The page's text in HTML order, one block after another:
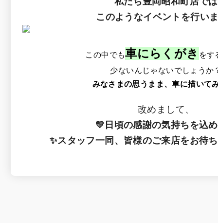
このようなイベントを行い
この中でも車にらくがき をす
少ないんじゃないでしょうか
みなさまの思うまま、車に描いて
改めまして、
💛日頃の感謝の気持ちを込
✨スタッフ一同、皆様のご来店をお待